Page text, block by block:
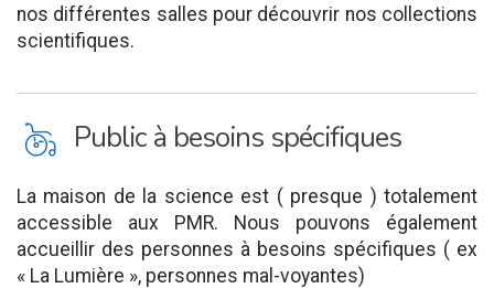
nos différentes salles pour découvrir nos collections
scientifiques.
L Public à besoins spécifiques
La maison de la science est ( presque ) totalement
accessible aux PMR. Nous pouvons également
accueillir des personnes à besoins spécifiques ( ex
« La Lumière », personnes mal-voyantes)